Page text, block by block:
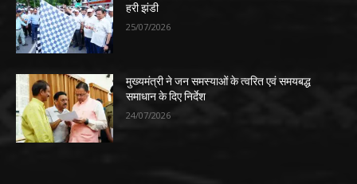
हरी झंडी
25/07/2026
मुख्यमंत्री ने जन समस्याओं के त्वरित एवं समयबद्ध
समाधान के दिए निर्देश
24/07/2026